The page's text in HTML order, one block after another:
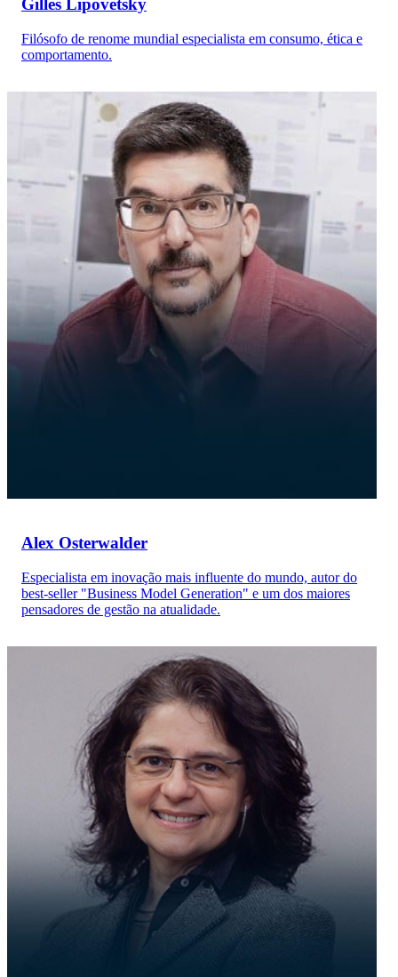
Gilles Lipovetsky
Filósofo de renome mundial especialista em consumo, ética e
comportamento.
Alex Osterwalder
Especialista em inovação mais influente do mundo, autor do
best-seller "Business Model Generation" e um dos maiores
pensadores de gestão na atualidade.